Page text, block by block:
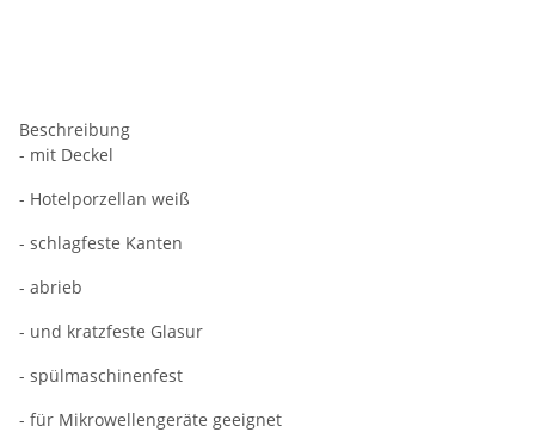
Beschreibung
- mit Deckel
- Hotelporzellan weiß
- schlagfeste Kanten
- abrieb
- und kratzfeste Glasur
- spülmaschinenfest
- für Mikrowellengeräte geeignet